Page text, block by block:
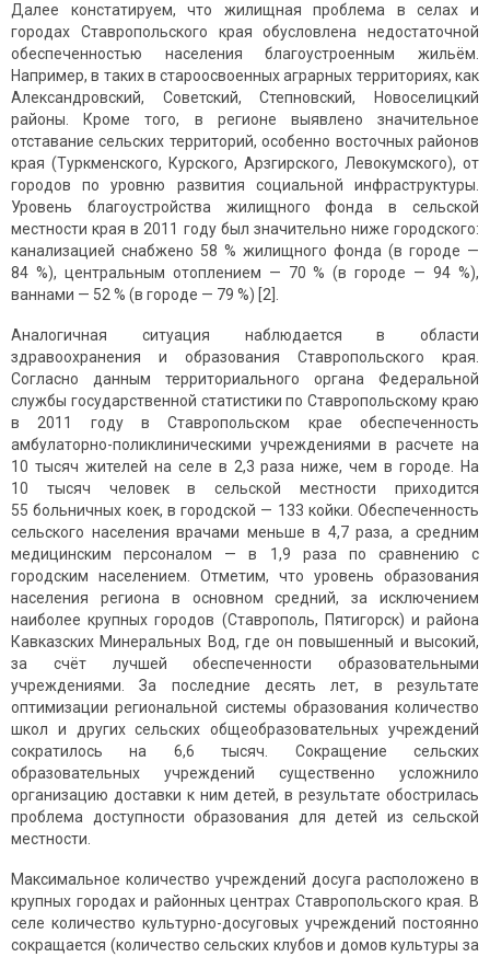
Далее констатируем, что жилищная проблема в селах и
городах Ставропольского края обусловлена недостаточной
обеспеченностью населения благоустроенным жильём.
Например, в таких в староосвоенных аграрных территориях, как
Александровский, Советский, Степновский, Новоселицкий
районы. Кроме того, в регионе выявлено значительное
отставание сельских территорий, особенно восточных районов
края (Туркменского, Курского, Арзгирского, Левокумского), от
городов по уровню развития социальной инфраструктуры.
Уровень благоустройства жилищного фонда в сельской
местности края в 2011 году был значительно ниже городского:
канализацией снабжено 58 % жилищного фонда (в городе —
84 %), центральным отоплением — 70 % (в городе — 94 %),
ваннами — 52 % (в городе — 79 %) [2].
Аналогичная ситуация наблюдается в области
здравоохранения и образования Ставропольского края.
Согласно данным территориального органа Федеральной
службы государственной статистики по Ставропольскому краю
в 2011 году в Ставропольском крае обеспеченность
амбулаторно-поликлиническими учреждениями в расчете на
10 тысяч жителей на селе в 2,3 раза ниже, чем в городе. На
10 тысяч человек в сельской местности приходится
55 больничных коек, в городской — 133 койки. Обеспеченность
сельского населения врачами меньше в 4,7 раза, а средним
медицинским персоналом — в 1,9 раза по сравнению с
городским населением. Отметим, что уровень образования
населения региона в основном средний, за исключением
наиболее крупных городов (Ставрополь, Пятигорск) и района
Кавказских Минеральных Вод, где он повышенный и высокий,
за счёт лучшей обеспеченности образовательными
учреждениями. За последние десять лет, в результате
оптимизации региональной системы образования количество
школ и других сельских общеобразовательных учреждений
сократилось на 6,6 тысяч. Сокращение сельских
образовательных учреждений существенно усложнило
организацию доставки к ним детей, в результате обострилась
проблема доступности образования для детей из сельской
местности.
Максимальное количество учреждений досуга расположено в
крупных городах и районных центрах Ставропольского края. В
селе количество культурно-досуговых учреждений постоянно
сокращается (количество сельских клубов и домов культуры за